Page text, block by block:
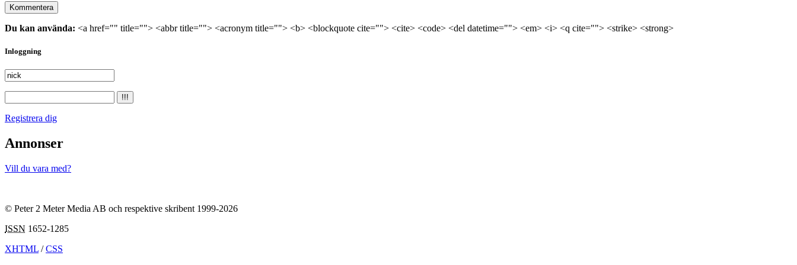
Du kan använda: <a href="" title=""> <abbr title=""> <acronym title=""> <b> <blockquote cite=""> <cite> <code> <del datetime=""> <em> <i> <q cite=""> <strike> <strong>
Inloggning
Registrera dig
Annonser
Vill du vara med?
© Peter 2 Meter Media AB och respektive skribent 1999-2026
ISSN 1652-1285
XHTML /CSS